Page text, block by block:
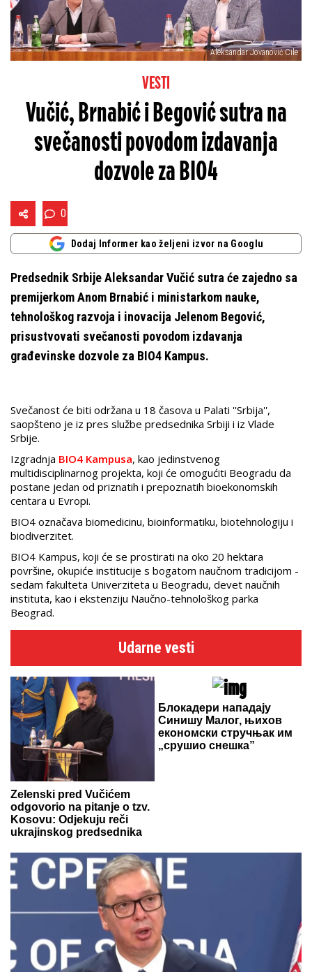
Aleksandar Jovanović Cile
VESTI
Vučić, Brnabić i Begović sutra na
svečanosti povodom izdavanja
dozvole za BIO4
0
Dodaj Informer kao željeni izvor na Googlu
Predsednik Srbije Aleksandar Vučić sutra će zajedno sa
premijerkom Anom Brnabić i ministarkom nauke,
tehnološkog razvoja i inovacija Jelenom Begović,
prisustvovati svečanosti povodom izdavanja
građevinske dozvole za BIO4 Kampus.
Svečanost će biti održana u 18 časova u Palati ''Srbija'',
saopšteno je iz pres službe predsednika Srbiji i iz Vlade
Srbije.
Izgradnja BIO4 Kampusa, kao jedinstvenog
multidisciplinarnog projekta, koji će omogućiti Beogradu da
postane jedan od priznatih i prepoznatih bioekonomskih
centara u Evropi.
BIO4 označava biomedicinu, bioinformatiku, biotehnologiju i
biodiverzitet.
BIO4 Kampus, koji će se prostirati na oko 20 hektara
površine, okupiće institucije s bogatom naučnom tradicijom -
sedam fakulteta Univerziteta u Beogradu, devet naučnih
instituta, kao i ekstenziju Naučno-tehnološkog parka
Beograd.
Udarne vesti
Zelenski pred Vučićem
odgovorio na pitanje o tzv.
Kosovu: Odjekuju reči
ukrajinskog predsednika
Блокадери нападају
Синишу Малог, њихов
економски стручњак им
„срушио снешка”